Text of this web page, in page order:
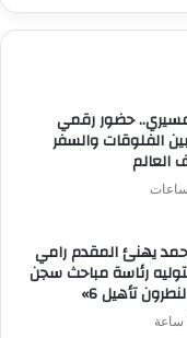
حضور رقمي
الفلوقات والسفر
العالم
يهنئ المقدم رامي
رئاسة مباحث سجن
تأهيل 6»